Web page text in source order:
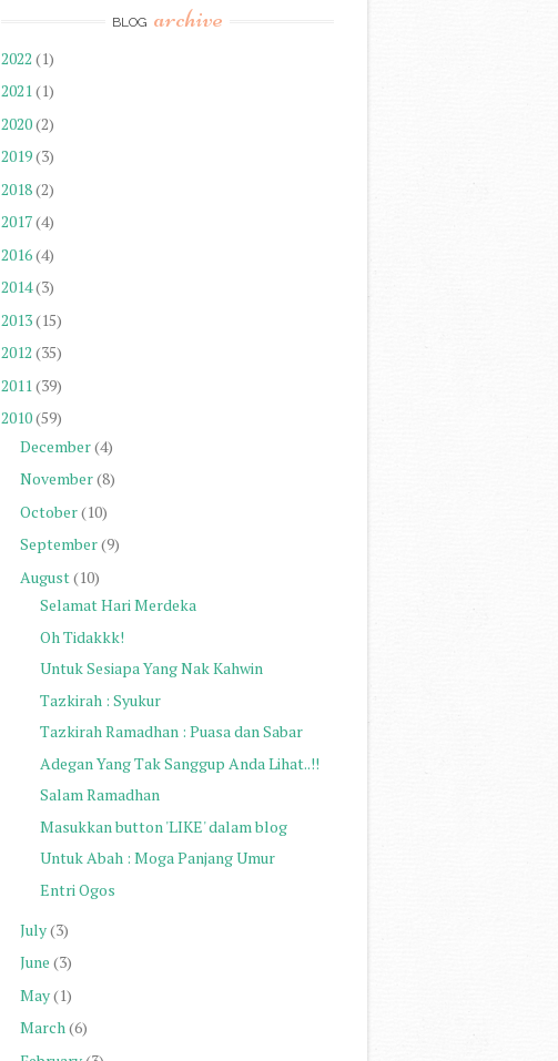
BLOG archive
2022 (1)
2021(1)
2020(2)
2019(3)
2018(2)
2017(4)
2016(4)
2014(3)
2013(15)
2012 (35)
2011(39)
2010(59)
December(4)
November(8)
October(10)
September(9)
August(10)
Selamat Hari Merdeka
Oh Tidakkk!
Untuk Sesiapa Yang Nak Kahwin
Tazkirah : Syukur
Tazkirah Ramadhan : Puasa dan Sabar
Adegan Yang Tak Sanggup Anda Lihat..!!
Salam Ramadhan
Masukkan button 'LIKE' dalam blog
Untuk Abah : Moga Panjang Umur
Entri Ogos
July(3)
June (3)
May(1)
March(6)